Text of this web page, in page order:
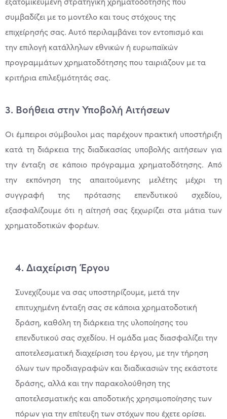
συμβαδίζει με το μοντέλο και τους στόχους της
επιχείρησής σας. Αυτό περιλαμβάνει τον εντοπισμό και
την επιλογή κατάλληλων εθνικών ή ευρωπαϊκών
προγραμμάτων χρηματοδότησης που ταιριάζουν με τα
κριτήρια επιλεξιμότητάς σας.
3. Βοήθεια στην Υποβολή Αιτήσεων
Οι έμπειροι σύμβουλοι μας παρέχουν πρακτική υποστήριξη
κατά τη διάρκεια της διαδικασίας υποβολής αιτήσεων για
την ένταξη σε κάποιο πρόγραμμα χρηματοδότησης. Από
την εκπόνηση της απαιτούμενης μελέτης μέχρι τη
συγγραφή της πρότασης επενδυτικού σχεδίου,
εξασφαλίζουμε ότι η αίτησή σας ξεχωρίζει στα μάτια των
χρηματοδοτικών φορέων.
4. Διαχείριση Έργου
Συνεχίζουμε να σας υποστηρίζουμε, μετά την
επιτυχημένη ένταξη σας σε κάποια χρηματοδοτική
δράση, καθόλη τη διάρκεια της υλοποίησης του
επενδυτικού σας σχεδίου. Η ομάδα μας διασφαλίζει την
αποτελεσματική διαχείριση του έργου, με την τήρηση
όλων των προδιαγραφών και διαδικασιών της εκάστοτε
δράσης, αλλά και την παρακολούθηση της
αποτελεσματικής και αποδοτικής χρησιμοποίησης των
πόρων για την επίτευξη των στόχων που έχετε ορίσει.